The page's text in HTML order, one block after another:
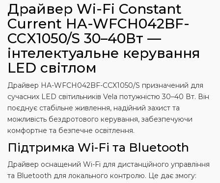
Драйвер Wi-Fi Constant
Current HA-WFCH042BF-
CCX1050/S 30–40Вт —
інтелектуальне керування
LED світлом
Драйвер HA-WFCH042BF-CCX1050/S призначений для
сучасних LED світильників Vela потужністю 30–40 Вт. Він
поєднує стабільне живлення, надійний захист та
можливість бездротового керування, забезпечуючи
комфортне та безпечне освітлення.
Підтримка Wi-Fi та Bluetooth
Драйвер оснащений Wi-Fi для дистанційного управління
та Bluetooth для локального контролю. Це дає змогу: